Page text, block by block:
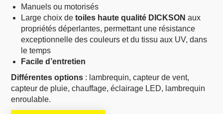
Manuels ou motorisés
Large choix detoiles haute qualité DICKSON aux
propriétés déperlantes, permettant une résistance
exceptionnelle des couleurs et du tissu aux UV, dans
le temps
Facile d’entretien
Différentes options : lambrequin, capteur de vent,
capteur de pluie, chauffage, éclairage LED, lambrequin
enroulable.